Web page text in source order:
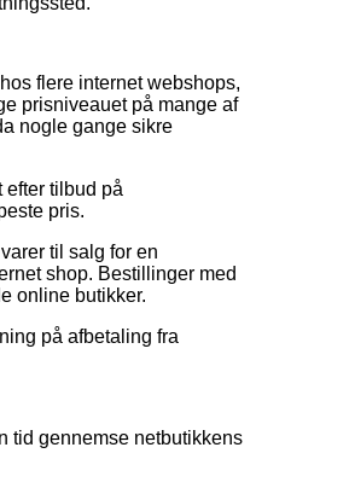
flere internet webshops,
prisniveauet på mange af
nogle gange sikre
efter tilbud på
pris.
til salg for en
shop. Bestillinger med
online butikker.
på afbetaling fra
tid gennemse netbutikkens